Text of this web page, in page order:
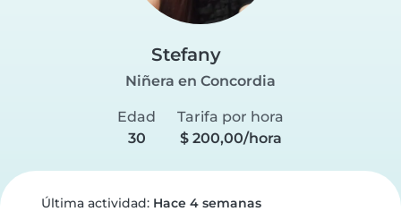
Stefany
Niñera en Concordia
Edad
30
Tarifa por hora
$ 200,00/hora
Última actividad: Hace 4 semanas